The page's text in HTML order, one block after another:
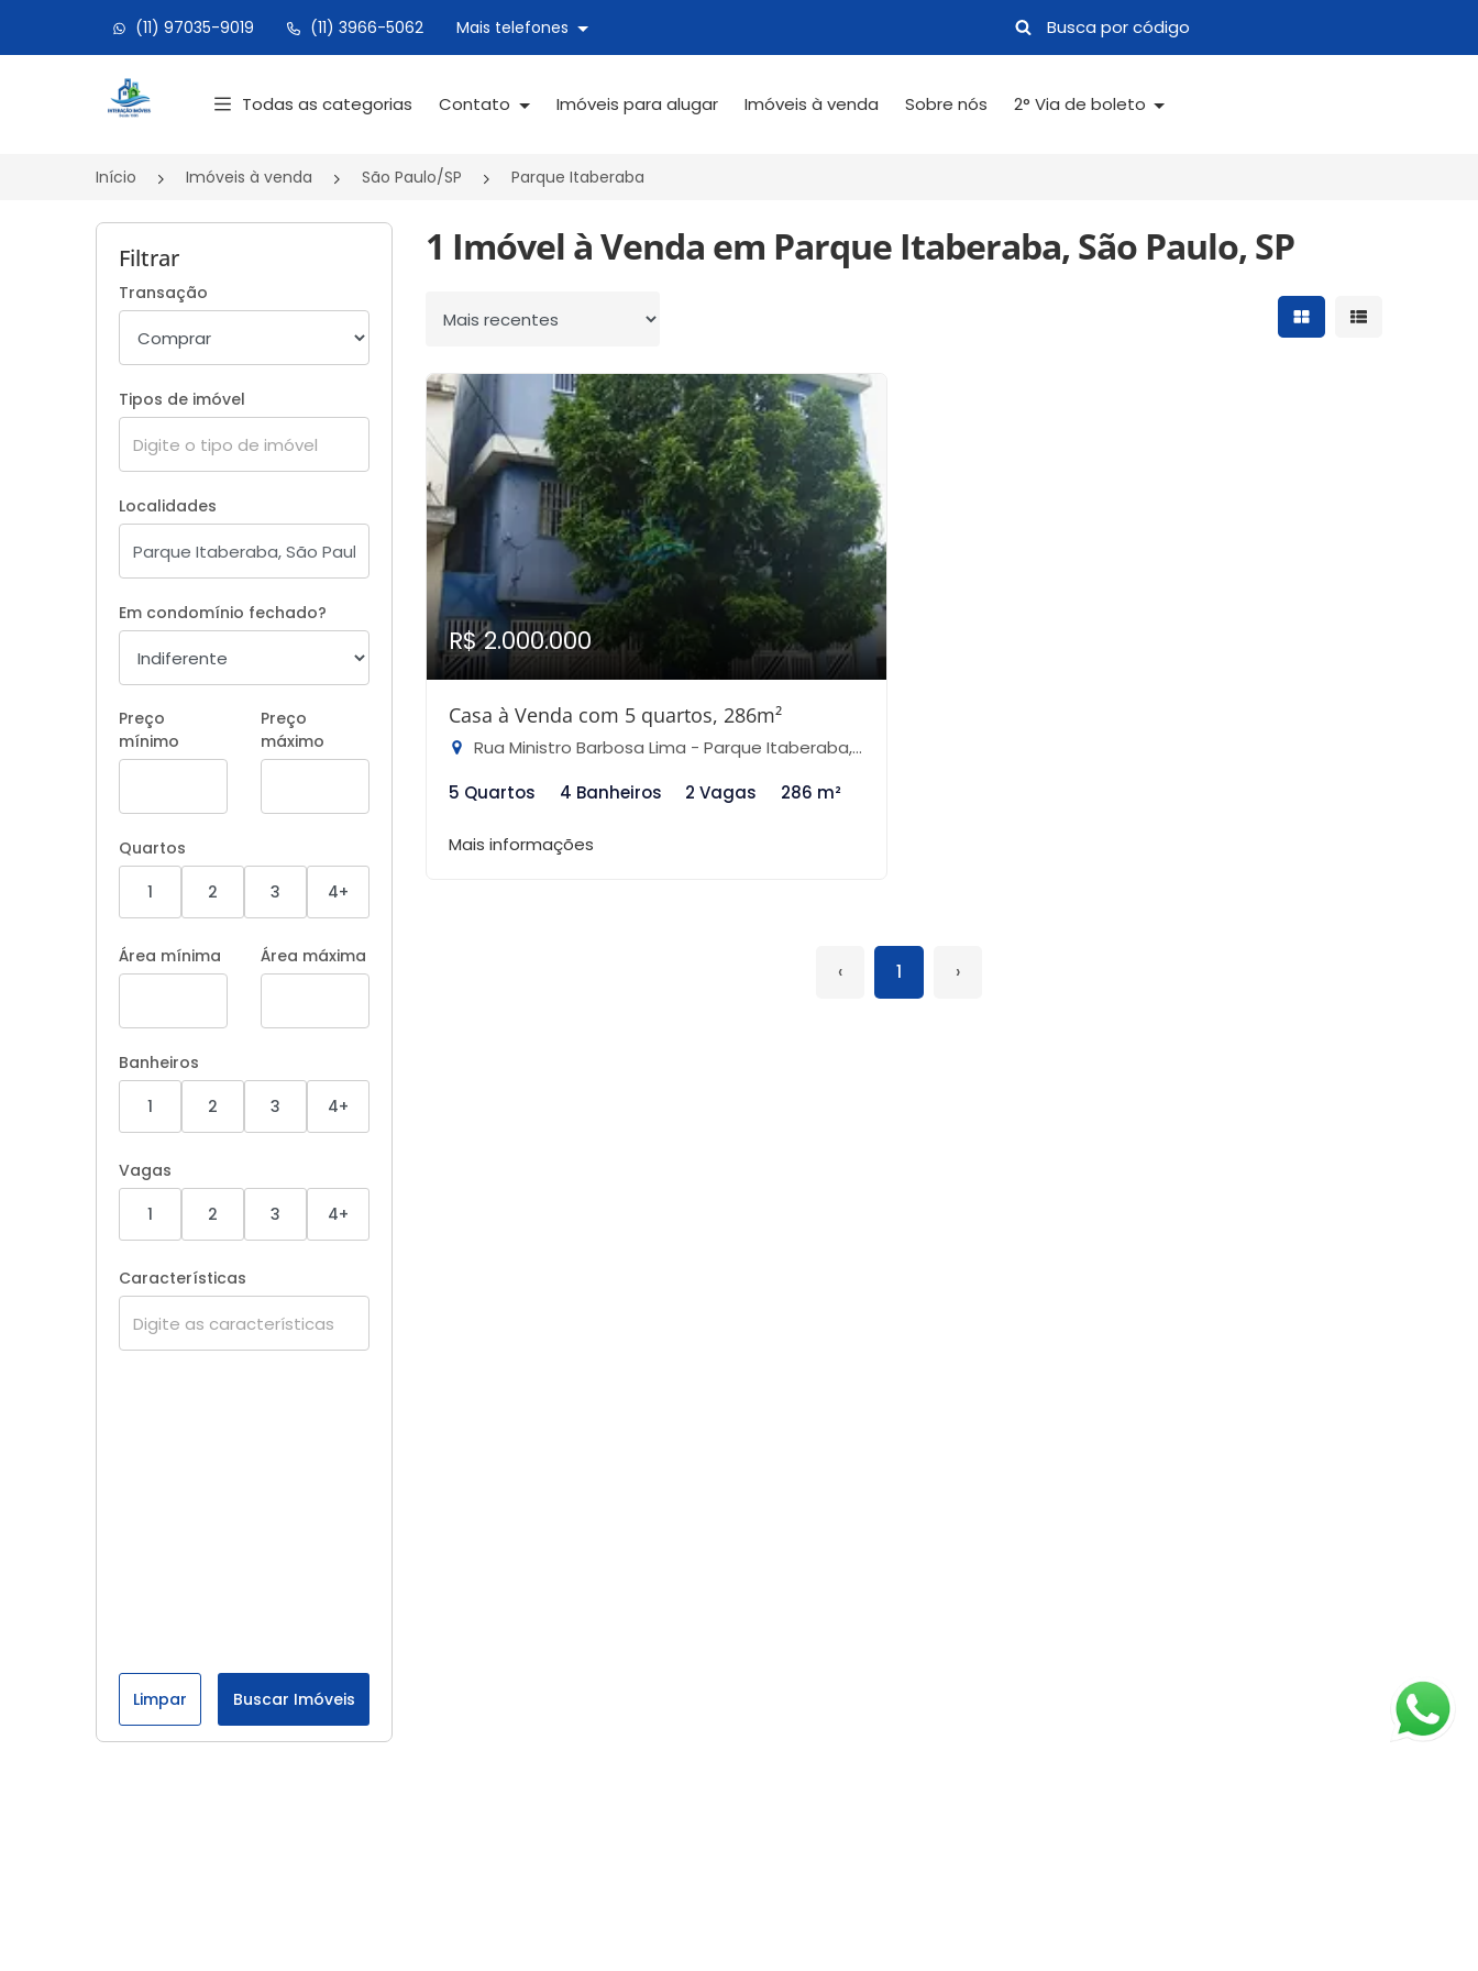
(11) 97035-9019 (11) 3966-5062 Mais telefones
Página inicial
Todas as categorias Contato Imóveis para alugar Imóveis à venda Sobre nós 2° Via de boleto
Início Imóveis à venda São Paulo/SP Parque Itaberaba
Filtrar
Transação
Tipos de imóvel
Localidades
Em condomínio fechado?
Preço
mínimo
Preço
máximo
Quartos
1
2 3 4+
Área mínima Área máxima
Banheiros
1
2 3 4+
Vagas
1
2 3 4+
Características
Limpar Buscar Imóveis
1 Imóvel à Venda em Parque Itaberaba, São Paulo, SP
Ordenar por Mostrar resultados
Mostrar
R$ 2.000.000
Casa à Venda com 5 quartos, 286m²
Rua Ministro Barbosa Lima - Parque Itaberaba, São Paulo-SP
5 Quartos
4 Banheiros 2 Vagas 286 m²
Mais informações
‹ 1 ›